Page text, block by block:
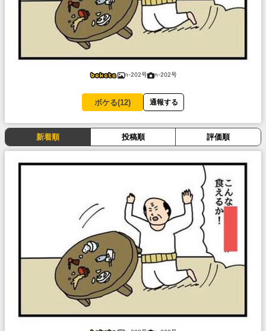
n-202号 n-202号
ボケる(12) 通報する
新着順 投稿順 評価順